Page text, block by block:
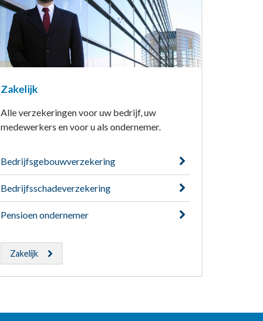
Zakelijk
Alle verzekeringen voor uw bedrijf, uw
medewerkers en voor u als ondernemer.
Bedrijfsgebouwverzekering
Bedrijfsschadeverzekering
Pensioen ondernemer
Zakelijk